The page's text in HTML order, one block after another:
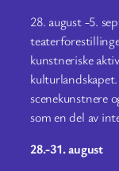
28. august -5.
kunstneriske
scenekunstnere
som en del av
28.-31. august